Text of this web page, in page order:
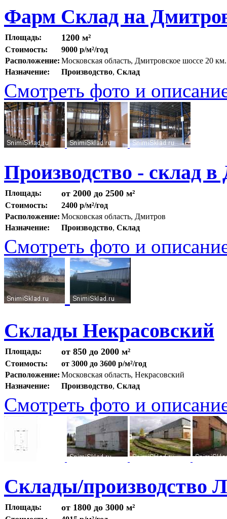
Фарм Склад на
Площадь: 1200 м²
Стоимость:
9000 р/м²/год
Расположение: Московская область, Дмитровское шоссе 20
Назначение:
Производство, Склад
Смотреть фото и
Производство - склад
Площадь: от 2000 до 2500 м²
Стоимость:
2400 р/м²/год
Расположение: Московская область, Дмитров
Назначение:
Производство, Склад
Смотреть фото и
Склады Некрасовский
Площадь: от 850 до 2000 м²
Стоимость:
от 3000 до 3600 р/м²/год
Расположение: Московская область, Некрасовский
Назначение:
Производство, Склад
Смотреть фото и
Склады/производство
Площадь: от 1800 до 3000 м²